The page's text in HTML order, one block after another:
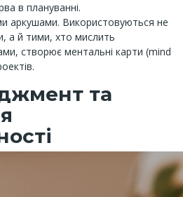
в плануванні.
аркушами. Використовуються не
а й тими, хто мислить
створює ментальні карти (mind
та